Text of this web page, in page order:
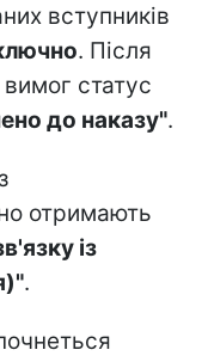
вступників
. Після
статус
до наказу".
отримають
із
.